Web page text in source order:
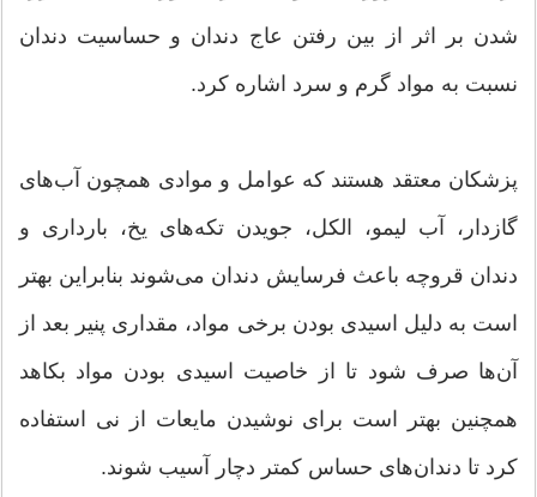
شدن بر اثر از بین رفتن عاج دندان و حساسیت دندان
نسبت به مواد گرم و سرد اشاره کرد.
پزشکان معتقد هستند که عوامل و موادی همچون آب‌های
گازدار، آب لیمو، الکل، جویدن تکه‌های یخ، بارداری و
دندان قروچه باعث فرسایش دندان می‌شوند بنابراین بهتر
است به دلیل اسیدی بودن برخی مواد، مقداری پنیر بعد از
آن‌ها صرف شود تا از خاصیت اسیدی بودن مواد بکاهد
همچنین بهتر است برای نوشیدن مایعات از نی استفاده
کرد تا دندان‌های حساس کمتر دچار آسیب شوند.